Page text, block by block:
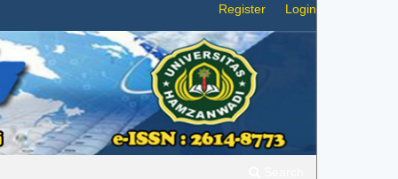
Register Login